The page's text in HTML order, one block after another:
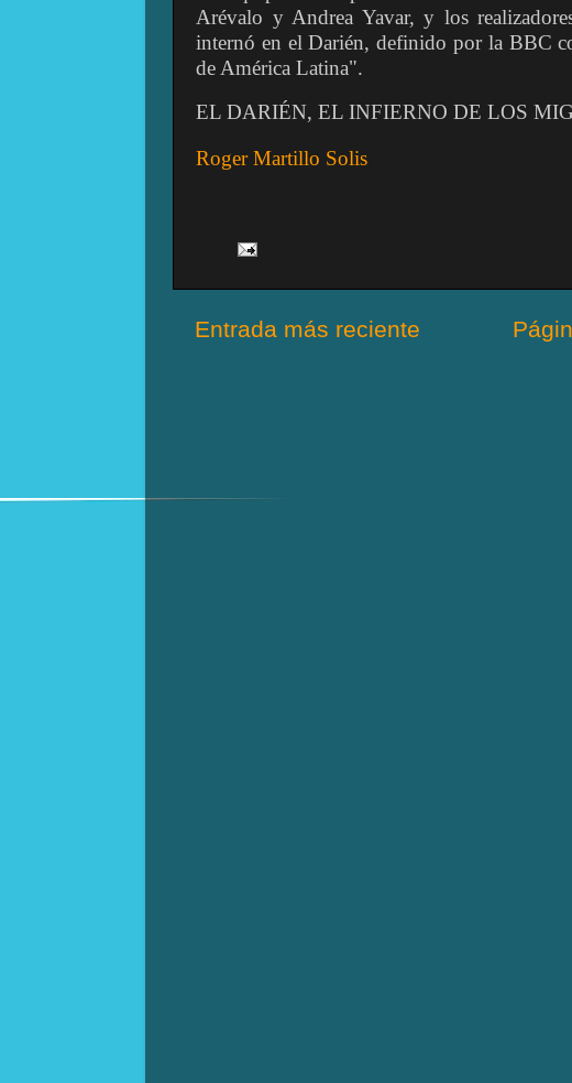
Arévalo y Andrea Yavar, y los
internó en el Darién, definido por la BBC
de América Latina".
EL DARIÉN, EL INFIERNO DE LOS
Roger Martillo Solis
Entrada más reciente